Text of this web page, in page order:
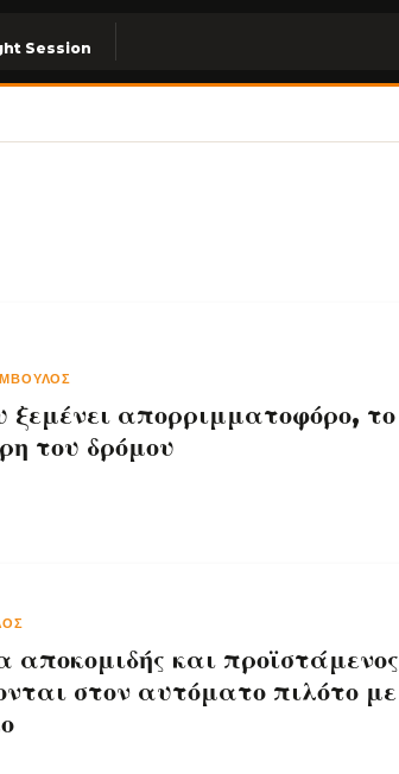
Session
απορριμματοφόρο, το
του δρόμου
και προϊστάμενος
στον αυτόματο πιλότο με